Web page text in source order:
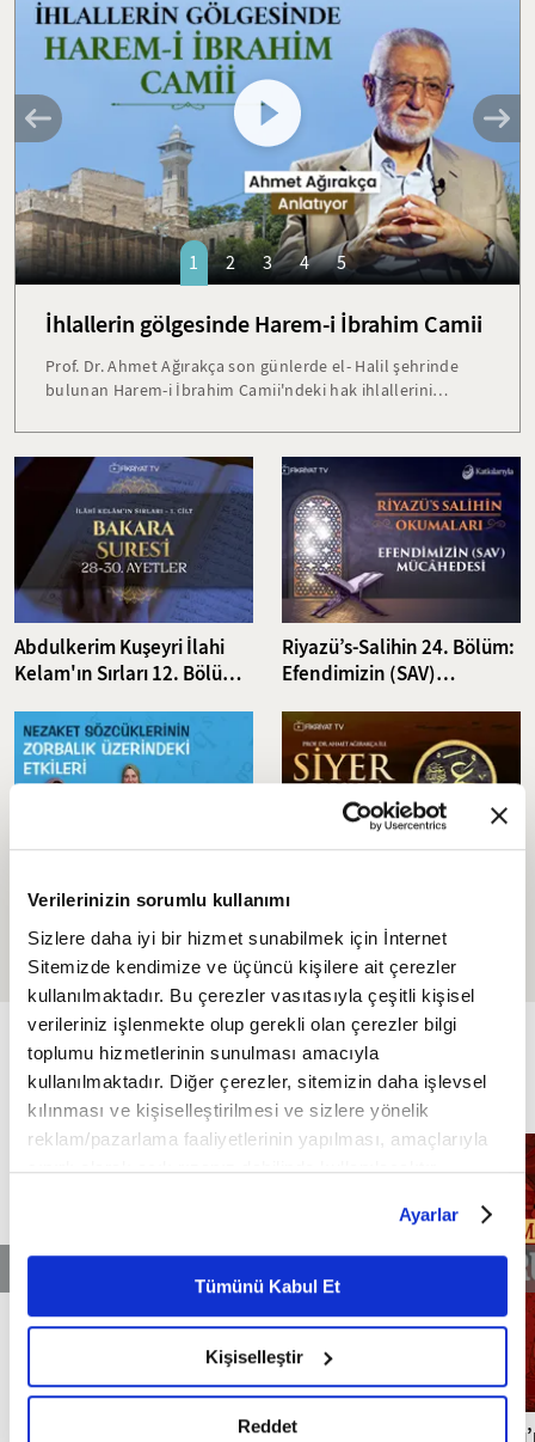
Verilerinizin sorumlu kullanımı
Sizlere daha iyi bir hizmet sunabilmek için İnternet
Sitemizde kendimize ve üçüncü kişilere ait çerezler
kullanılmaktadır. Bu çerezler vasıtasıyla çeşitli kişisel
verileriniz işlenmekte olup gerekli olan çerezler bilgi
toplumu hizmetlerinin sunulması amacıyla
kullanılmaktadır. Diğer çerezler, sitemizin daha işlevsel
kılınması ve kişiselleştirilmesi ve sizlere yönelik
reklam/pazarlama faaliyetlerinin yapılması, amaçlarıyla
sınırlı olarak açık rızanız dahilinde kullanılacaktır.
belirleyebilirsiniz. Çerezlere ilişkin detaylı bilgi için
Ayarlar butonuna tıklayabilir,Çerez Bilgilendirme
Metnimizi ziyaret edebilirsiniz.
6698 sayılı Kişisel Verilerin Korunması Kanunu uyarınca
okumak ve sitemizi ziyaretiniz kapsamında
gerçekleştirilen veri işleme faaliyetleri ile ilgili daha
detaylı bilgi almak için lütfentıklayınız.
Ayarlar
Tümünü Kabul Et
Kişiselleştir
Reddet
İhlallerin gölgesinde Harem-i İbrahim Camii
Prof. Dr. Ahmet Ağırakça son günlerde el- Halil şehrinde
bulunan Harem-i İbrahim Camii'ndeki hak ihlallerini
buraya Müslümanları sokmuyorlar. Diğer günlerde ise
Müslümanların burada ibadet etmelerine müsaade
ediyorlar ama o da çok büyük sıkıntılarla... Zaman ve
mekan itibariyle mescit ikiye ayrıldığı için muhtelif
zamanlardaki bayramları dönemlerinde asla Müslümanları
buraya sokmuyorlar."
1 2 3 4 5
Abdulkerim Kuşeyri İlahi
Kelam'ın Sırları 12. Bölüm I
Ayetler Tefsiri
Riyazü’s-Salihin 24. Bölüm:
Efendimizin (SAV)
Sözcüklerin Gücü: Nezaket
ve Zorbalıkla Mücadele
Prof. Dr. Ahmet Ağırakça ile
Siyer Dersleri I 23. Bölüm:
Hz. Ömer'in (RA) Müslüman
Oluşu
FİKRİYAT ÖZEL
ÖZEL